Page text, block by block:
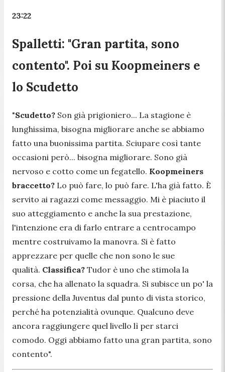
23:22
Spalletti: "Gran partita, sono
contento". Poi su Koopmeiners e
lo Scudetto
"Scudetto? Son già prigioniero... La stagione è
lunghissima, bisogna migliorare anche se abbiamo
fatto una buonissima partita. Sciupare così tante
occasioni però... bisogna migliorare. Sono già
nervoso e cotto come un fegatello. Koopmeiners
braccetto? Lo può fare, lo può fare. L'ha già fatto. È
servito ai ragazzi come messaggio. Mi è piaciuto il
suo atteggiamento e anche la sua prestazione,
l'intenzione era di farlo entrare a centrocampo
mentre costruivamo la manovra. Si è fatto
apprezzare per quelle che non sono le sue
qualità. Classifica? Tudor è uno che stimola la
corsa, che ha allenato la squadra. Si subisce un po' la
pressione della Juventus dal punto di vista storico,
perché ha potenzialità ovunque. Qualcuno deve
ancora raggiungere quel livello lì per starci
comodo. Oggi abbiamo fatto una gran partita, sono
contento".